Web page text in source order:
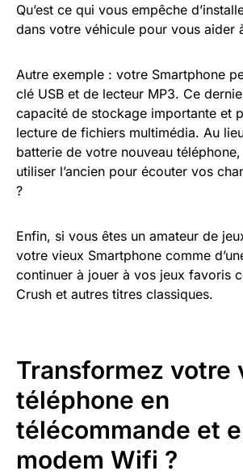
Qu’est ce qui vous empêche
dans votre véhicule pour vous aider
Autre exemple : votre Smartphone
clé USB et de lecteur MP3. Ce
capacité de stockage importante et
lecture de fichiers multimédia. Au
batterie de votre nouveau
utiliser l’ancien pour écouter vos
?
Enfin, si vous êtes un amateur de
votre vieux Smartphone comme
continuer à jouer à vos jeux favoris
Crush et autres titres classiques.
Transformez votre
téléphone en
télécommande et
modem Wifi ?